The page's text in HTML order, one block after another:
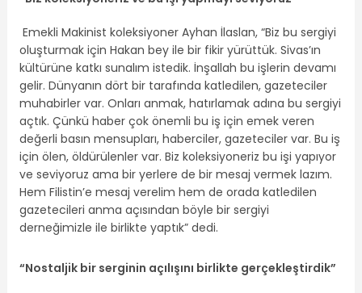
Emekli Makinist koleksiyoner Ayhan İlaslan, “Biz bu sergiyi
oluşturmak için Hakan bey ile bir fikir yürüttük. Sivas’ın
kültürüne katkı sunalım istedik. İnşallah bu işlerin devamı
gelir. Dünyanın dört bir tarafında katledilen, gazeteciler
muhabirler var. Onları anmak, hatırlamak adına bu sergiyi
açtık. Çünkü haber çok önemli bu iş için emek veren
değerli basın mensupları, haberciler, gazeteciler var. Bu iş
için ölen, öldürülenler var. Biz koleksiyoneriz bu işi yapıyor
ve seviyoruz ama bir yerlere de bir mesaj vermek lazım.
Hem Filistin’e mesaj verelim hem de orada katledilen
gazetecileri anma açısından böyle bir sergiyi
derneğimizle ile birlikte yaptık” dedi.
“Nostaljik bir serginin açılışını birlikte gerçekleştirdik”